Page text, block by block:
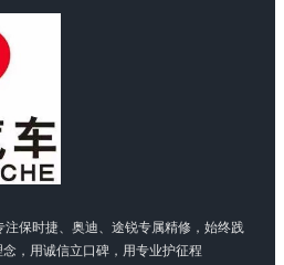
保时捷、奥迪、途锐专属精修，始终践
，用诚信立口碑，用专业护征程